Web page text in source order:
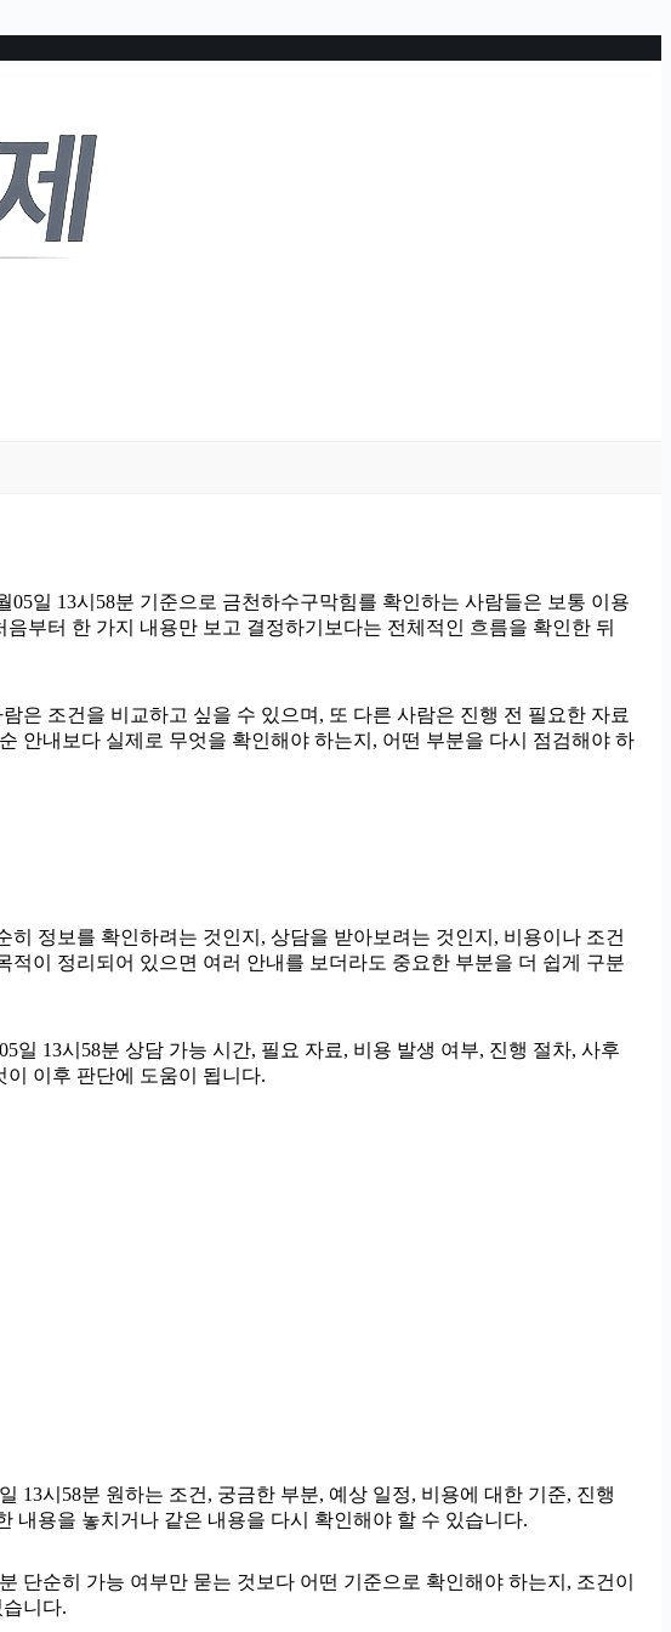
일 13시58분 기준으로 금천하수구막힘를 확인하는 사람들은 보통 이용
부터 한 가지 내용만 보고 결정하기보다는 전체적인 흐름을 확인한 뒤
은 조건을 비교하고 싶을 수 있으며, 또 다른 사람은 진행 전 필요한 자료
안내보다 실제로 무엇을 확인해야 하는지, 어떤 부분을 다시 점검해야 하
정보를 확인하려는 것인지, 상담을 받아보려는 것인지, 비용이나 조건
이 정리되어 있으면 여러 안내를 보더라도 중요한 부분을 더 쉽게 구분
13시58분 상담 가능 시간, 필요 자료, 비용 발생 여부, 진행 절차, 사후
이후 판단에 도움이 됩니다.
13시58분 원하는 조건, 궁금한 부분, 예상 일정, 비용에 대한 기준, 진행
내용을 놓치거나 같은 내용을 다시 확인해야 할 수 있습니다.
단순히 가능 여부만 묻는 것보다 어떤 기준으로 확인해야 하는지, 조건이
니다.